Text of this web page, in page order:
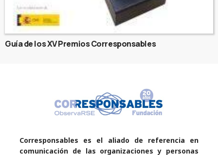
Guía de los XV Premios Corresponsables
Corresponsables es el aliado de referencia en
comunicación de las organizaciones y personas